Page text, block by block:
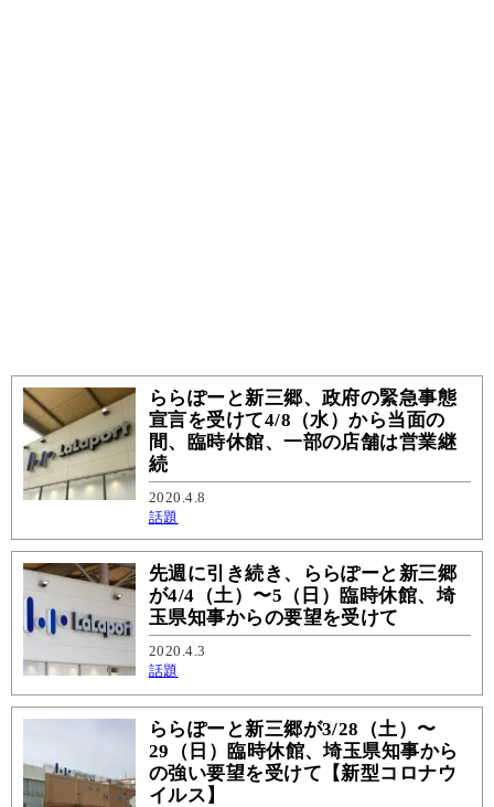
ららぽーと新三郷、政府の緊急事態
宣言を受けて4/8（水）から当面の
間、臨時休館、一部の店舗は営業継
続
2020.4.8
話題
先週に引き続き、ららぽーと新三郷
が4/4（土）〜5（日）臨時休館、埼
玉県知事からの要望を受けて
2020.4.3
話題
ららぽーと新三郷が3/28（土）〜
29（日）臨時休館、埼玉県知事から
の強い要望を受けて【新型コロナウ
イルス】